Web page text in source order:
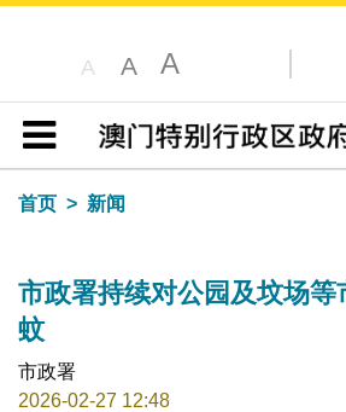
A A A
目录
首页
新闻
市政署持续对公园及坟场等
蚊
市政署
2026-02-27 12:48